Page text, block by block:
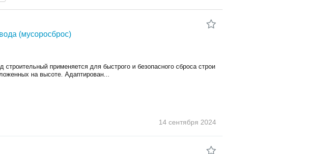
(мусоросброс)
применяется для быстрого и безопасного сброса строи
на высоте. Адаптирован...
14 сентября 2024